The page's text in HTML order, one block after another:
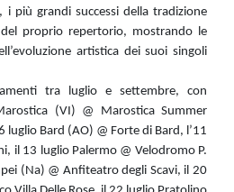
i più grandi successi della tradizione
proprio repertorio, mostrando le
artistica dei suoi singoli
tra luglio e settembre, con
(VI) @ Marostica Summer
luglio Bard (AO) @ Forte di Bard, l’11
il 13 luglio Palermo @ Velodromo P.
(Na) @ Anfiteatro degli Scavi, il 20